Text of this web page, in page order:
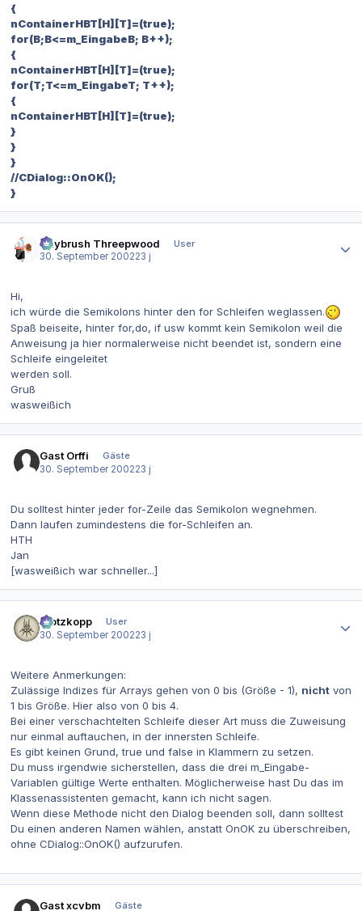
{
nContainerHBT[H][T]=(true);
for(B;B<=m_EingabeB; B++);
{
nContainerHBT[H][T]=(true);
for(T;T<=m_EingabeT; T++);
{
nContainerHBT[H][T]=(true);
}
}
}
//CDialog::OnOK();
}
Guybrush Threepwood
User
30. September 200223 j
Hi,
ich würde die Semikolons hinter den for Schleifen weglassen.
Spaß beiseite, hinter for,do, if usw kommt kein Semikolon weil die
Anweisung ja hier normalerweise nicht beendet ist, sondern eine
Schleife eingeleitet
werden soll.
Gruß
wasweißich
Gast Orffi
Gäste
30. September 200223 j
Du solltest hinter jeder for-Zeile das Semikolon wegnehmen.
Dann laufen zumindestens die for-Schleifen an.
HTH
Jan
[wasweißich war schneller...]
Klotzkopp
User
30. September 200223 j
Weitere Anmerkungen:
Zulässige Indizes für Arrays gehen von 0 bis (Größe - 1), nicht von
1 bis Größe. Hier also von 0 bis 4.
Bei einer verschachtelten Schleife dieser Art muss die Zuweisung
nur einmal auftauchen, in der innersten Schleife.
Es gibt keinen Grund, true und false in Klammern zu setzen.
Du muss irgendwie sicherstellen, dass die drei m_Eingabe-
Variablen gültige Werte enthalten. Möglicherweise hast Du das im
Klassenassistenten gemacht, kann ich nicht sagen.
Wenn diese Methode nicht den Dialog beenden soll, dann solltest
Du einen anderen Namen wählen, anstatt OnOK zu überschreiben,
ohne CDialog::OnOK() aufzurufen.
Gast xcvbm Gäste